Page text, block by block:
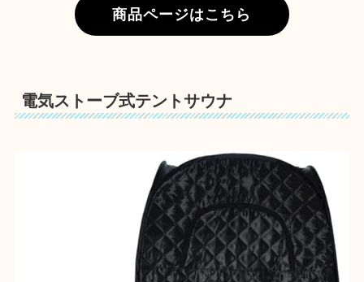
商品ページはこちら
電気ストーブ式テントサウナ